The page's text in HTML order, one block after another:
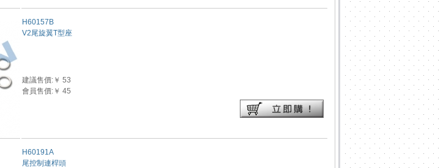
H60157B
V2尾旋翼T型座
建議售價:￥ 53
會員售價:￥ 45
H60191A
尾控制連桿頭